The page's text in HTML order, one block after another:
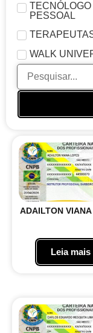
PESSOAL
WALK
ADAILTON VIANA
Leia mais